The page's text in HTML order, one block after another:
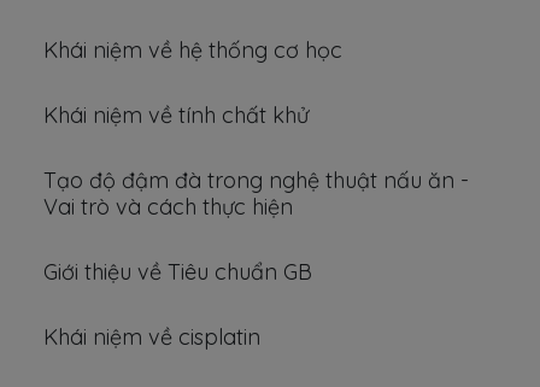
Khái niệm về hệ thống cơ học
Khái niệm về tính chất khử
Tạo độ đậm đà trong nghệ thuật nấu ăn -
Vai trò và cách thực hiện
Giới thiệu về Tiêu chuẩn GB
Khái niệm về cisplatin